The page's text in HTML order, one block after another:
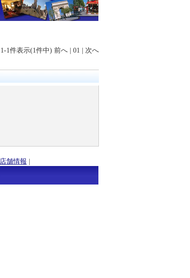
1-1件表示(1件中) 前へ | 01 | 次へ
店舗情報 |